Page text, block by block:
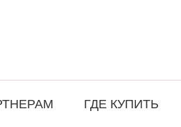
ГДЕ КУПИТЬ